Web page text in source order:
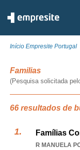
Início Empresite Portugal
Familias
(Pesquisa solicitada
66 resultados de
Famílias
R MANUELA